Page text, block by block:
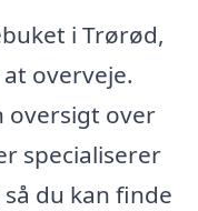
i Trørød,
overveje.
oversigt over
specialiserer
du kan finde